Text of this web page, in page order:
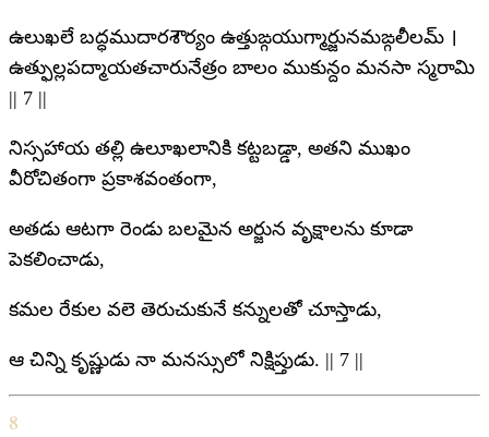
ఉలుఖలే బద్ధముదారశౌర్యం ఉత్తుఙ్గయుగ్మార్జునమఙ్గలీలమ్ ।
ఉత్ఫుల్లపద్మాయతచారునేత్రం బాలం ముకున్దం మనసా స్మరామి
|| 7 ||
నిస్సహాయ తల్లి ఉలూఖలానికి కట్టబడ్డా, అతని ముఖం
వీరోచితంగా ప్రకాశవంతంగా,
అతడు ఆటగా రెండు బలమైన అర్జున వృక్షాలను కూడా
పెకలించాడు,
కమల రేకుల వలె తెరుచుకునే కన్నులతో చూస్తాడు,
ఆ చిన్ని కృష్ణుడు నా మనస్సులో నిక్షిప్తుడు. || 7 ||
8